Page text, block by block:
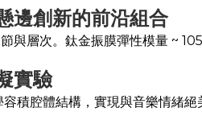
邊創新的前沿組合
與層次。鈦金振膜彈性模量 ~
實驗
積腔體結構，實現與音樂情緒絕